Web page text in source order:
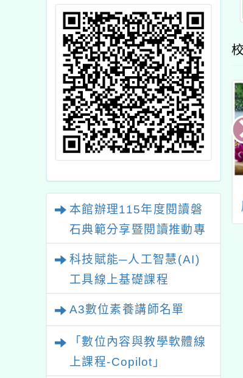
本館辦理115年度閱讀磐
石典範分享暨閱讀推動專
科技賦能─人工智慧(AI)
工具線上基礎課程
A3數位素養講師名單
「數位內容與教學軟體線
上課程-Copilot」
力競賽」
「2025 INTARG第
屆波蘭國際發明創
展」